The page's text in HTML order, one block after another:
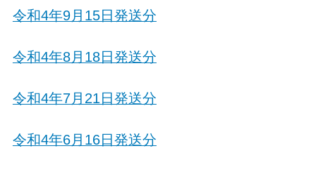
令和4年9月15日発送分
令和4年8月18日発送分
令和4年7月21日発送分
令和4年6月16日発送分